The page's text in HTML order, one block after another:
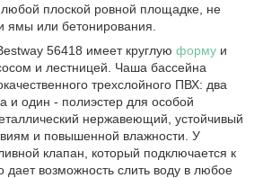
плоской ровной площадке, не
ямы или бетонирования.
56418 имеет круглую форму и
и лестницей. Чаша бассейна
трехслойного ПВХ: два
и один - полиэстер для особой
нержавеющий, устойчивый
и повышенной влажности. У
клапан, который подключается к
дает возможность слить воду в любое